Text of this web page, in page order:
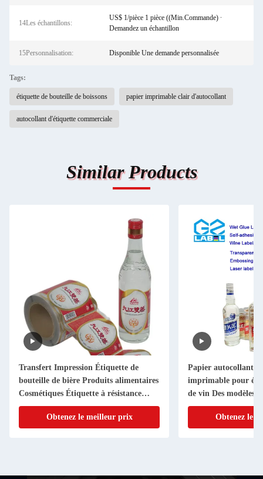
14Les échantillons:
US$ 1/pièce 1 pièce ((Min.Commande) ∙
Demandez un échantillon
15Personnalisation: Disponible Une demande personnalisée
Tags:
étiquette de bouteille de boissons papier imprimable clair d'autocollant
autocollant d'étiquette commerciale
Similar Products
Transfert Impression Étiquette de
bouteille de bière Produits alimentaires
Cosmétiques Étiquette à résistance
humide
Obtenez le meilleur prix
Papier autocollant
imprimable pour
de vin Des modèles
personnalisés
Obtenez le